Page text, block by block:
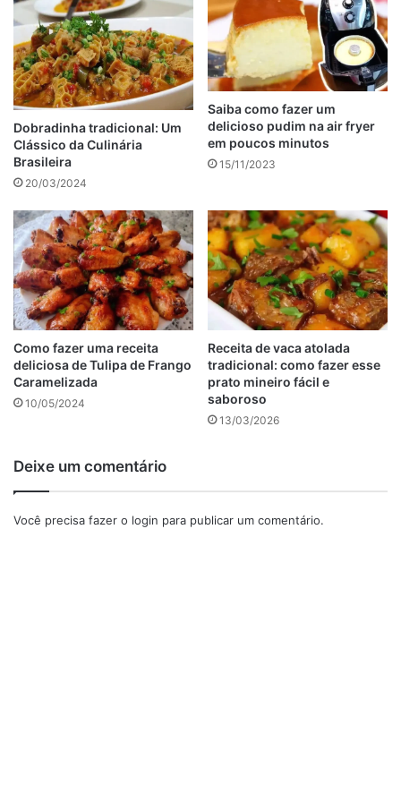
Tabela de conteúdos
Bolo vegano de morango
: Imagem de reprodução
A receita de bolo de morango vegano é uma receita
simples de fazer, que além de ser prática leva ingredientes
barato e acessível para todos, o bolo vegano é ideal para
você que gosta de ingerir uma alimentação saudável.
Dobradinha tradicional: Um
Clássico da Culinária
Brasileira
20/03/2024
Saiba como fazer um
delicioso pudim na air fryer
em poucos minutos
15/11/2023
Como fazer uma receita
deliciosa de Tulipa de Frango
Caramelizada
10/05/2024
Receita de vaca atolada
tradicional: como fazer esse
prato mineiro fácil e
saboroso
13/03/2026
Deixe um comentário
Você precisa fazer o login para publicar um comentário.